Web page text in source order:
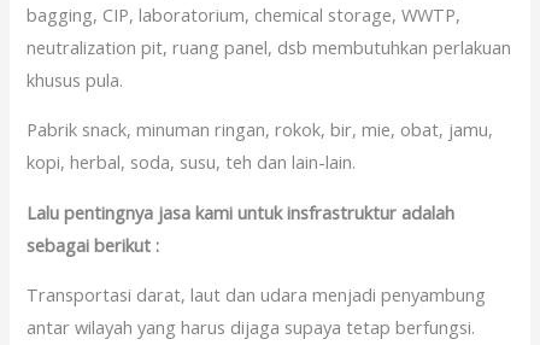
bagging, CIP, laboratorium, chemical storage, WWTP,
neutralization pit, ruang panel, dsb membutuhkan perlakuan
khusus pula.
Pabrik snack, minuman ringan, rokok, bir, mie, obat, jamu,
kopi, herbal, soda, susu, teh dan lain-lain.
Lalu pentingnya jasa kami untuk insfrastruktur adalah
sebagai berikut :
Transportasi darat, laut dan udara menjadi penyambung
antar wilayah yang harus dijaga supaya tetap berfungsi.